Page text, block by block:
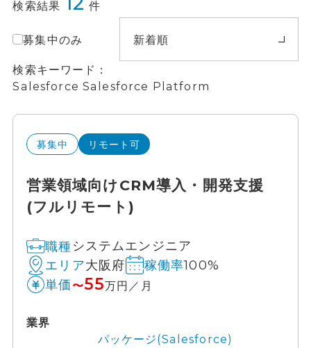
検索結果 件
募集中のみ 新着順
検索キーワード
Salesforce Salesforce Platform
募集中 リモート可
営業領域向けCRM導入・開発支援
(フルリモート)
職種システムエンジニア
エリア大阪府 稼働率100%
単価 〜55万円／月
業界
パッケージ(Salesforce)